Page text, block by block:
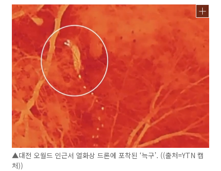
▲대전 오월드 인근서 열화상 드론에 포착된 ‘늑구’. ((출처=YTN 캡
처))